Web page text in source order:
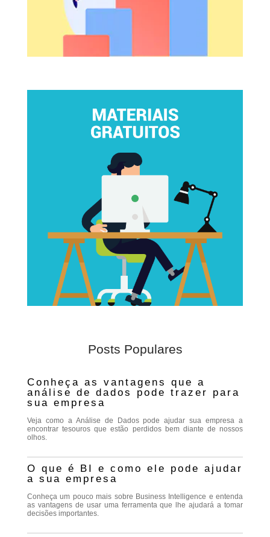
Posts Populares
Conheça as vantagens que a
análise de dados pode trazer para
sua empresa
Veja como a Análise de Dados pode ajudar sua empresa a
encontrar tesouros que estão perdidos bem diante de nossos
olhos.
O que é BI e como ele pode ajudar
a sua empresa
Conheça um pouco mais sobre Business Intelligence e entenda
as vantagens de usar uma ferramenta que lhe ajudará a tomar
decisões importantes.